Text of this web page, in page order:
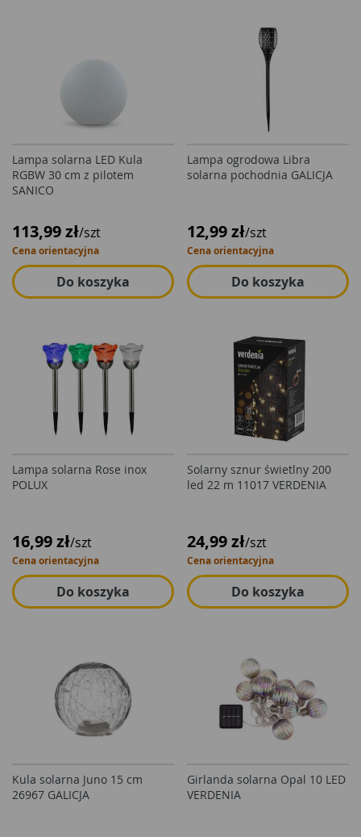
Lampa solarna LED Kula
RGBW 30 cm z pilotem
SANICO
113,99 zł/szt
Cena orientacyjna
Do koszyka
Lampa ogrodowa Libra
solarna pochodnia GALICJA
12,99 zł/szt
Cena orientacyjna
Do koszyka
Lampa solarna Rose inox
POLUX
16,99 zł/szt
Cena orientacyjna
Do koszyka
Solarny sznur świetlny 200
led 22 m 11017 VERDENIA
24,99 zł/szt
Cena orientacyjna
Do koszyka
Kula solarna Juno 15 cm
26967 GALICJA
Girlanda solarna Opal 10 LED
VERDENIA